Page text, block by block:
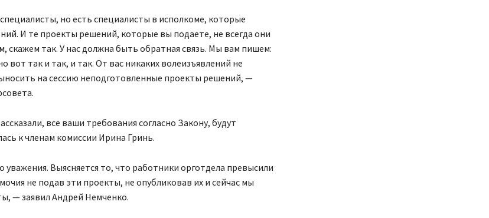
но есть специалисты в исполкоме, которые
И те проекты решений, которые вы подаете, не всегда они
скажем так. У нас должна быть обратная связь. Мы вам пишем:
вот так и так, и так. От вас никаких волеизъявлений не
на сессию неподготовленные проекты решений, —
все ваши требования согласно Закону, будут
к членам комиссии Ирина Гринь.
Выясняется то, что работники орготдела превысили
не подав эти проекты, не опубликовав их и сейчас мы
— заявил Андрей Немченко.